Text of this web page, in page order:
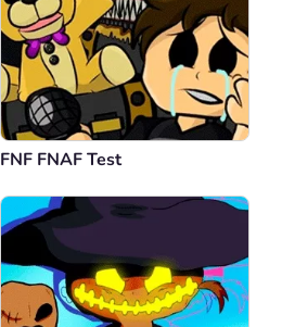
Comentário
FNF FNAF Test